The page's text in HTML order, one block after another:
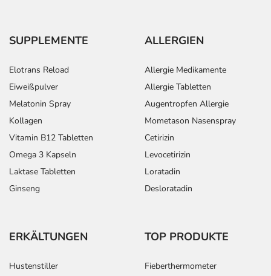
SUPPLEMENTE
Elotrans Reload
Eiweißpulver
Melatonin Spray
Kollagen
Vitamin B12 Tabletten
Omega 3 Kapseln
Laktase Tabletten
Ginseng
ALLERGIEN
Allergie Medikamente
Allergie Tabletten
Augentropfen Allergie
Mometason Nasenspray
Cetirizin
Levocetirizin
Loratadin
Desloratadin
ERKÄLTUNGEN
Hustenstiller
TOP PRODUKTE
Fieberthermometer